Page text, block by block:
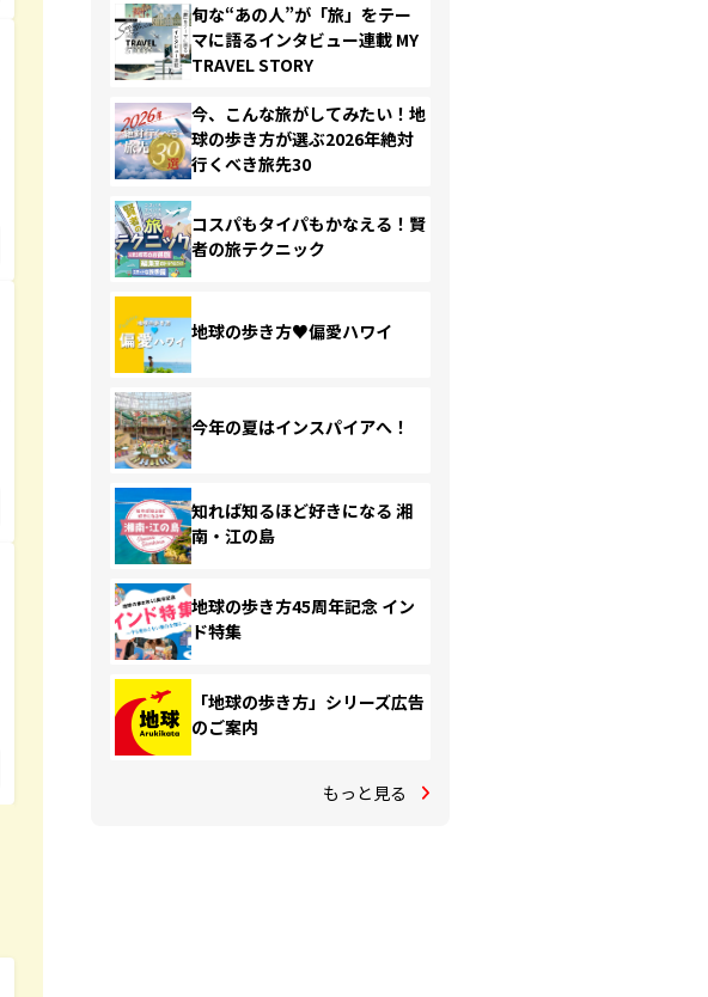
旬な“あの人”が「旅」をテー
マに語るインタビュー連載 MY
TRAVEL STORY
今、こんな旅がしてみたい！地
球の歩き方が選ぶ2026年絶対
行くべき旅先30
コスパもタイパもかなえる！賢
者の旅テクニック
地球の歩き方♥偏愛ハワイ
今年の夏はインスパイアへ！
知れば知るほど好きになる 湘
南・江の島
地球の歩き方45周年記念 イン
ド特集
「地球の歩き方」シリーズ広告
のご案内
もっと見る